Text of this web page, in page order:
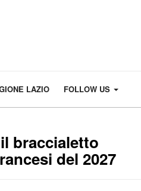
LAZIO FOLLOW US
braccialetto
del 2027